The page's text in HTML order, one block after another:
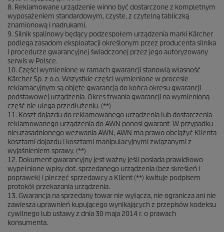
8. Reklamowane urządzenie winno być dostarczone z kompletnym
wyposażeniem standardowym, czyste, z czytelną tabliczką
znamionową i nadrukami.
9. Silnik spalinowy będący podzespołem urządzenia marki Kärcher
podlega zasadom eksploatacji określonym przez producenta silnika
i procedurze gwarancyjnej świadczonej przez jego autoryzowany
serwis w Polsce.
10. Części wymienione w ramach gwarancji stanowią własność
Kärcher Sp. z o.o. Wszystkie części wymienione w procesie
reklamacyjnym są objęte gwarancją do końca okresu gwarancji
podstawowej urządzenia. Okres trwania gwarancji na wymienioną
część nie ulega przedłużeniu. (**)
11. Koszt dojazdu do reklamowanego urządzenia lub dostarczenia
reklamowanego urządzenia do AWN ponosi gwarant. W przypadku
nieuzasadnionego wezwania AWN, AWN ma prawo obciążyć Klienta
kosztami dojazdu i kosztami manipulacyjnymi związanymi z
wyjaśnieniem sprawy. (**)
12. Dokument gwarancyjny jest ważny jeśli posiada prawidłowo
wypełnione wpisy dot. sprzedanego urządzenia (bez skreśleń i
poprawek) i pieczęć sprzedawcy a Klient (**) kwituje podpisem
protokół przekazania urządzenia.
13. Gwarancja na sprzedany towar nie wyłącza, nie ogranicza ani nie
zawiesza uprawnień kupującego wynikających z przepisów kodeksu
cywilnego lub ustawy z dnia 30 maja 2014 r. o prawach
konsumenta.